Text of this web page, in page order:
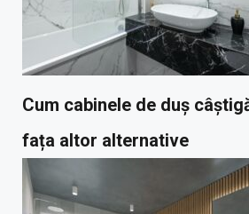
Cum cabinele de duș
fața altor alternative